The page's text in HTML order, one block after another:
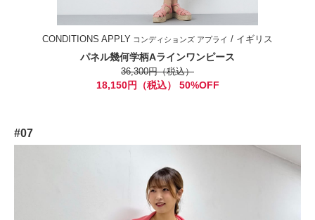
CONDITIONS APPLY コンディションズ アプライ / イギリス
パネル幾何学柄Aラインワンピース
36,300円（税込）
18,150円（税込） 50%OFF
#07